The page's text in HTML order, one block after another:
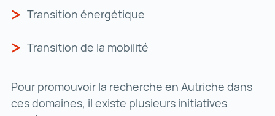
Transition énergétique
Transition de la mobilité
Pour promouvoir la recherche en Autriche dans
ces domaines, il existe plusieurs initiatives